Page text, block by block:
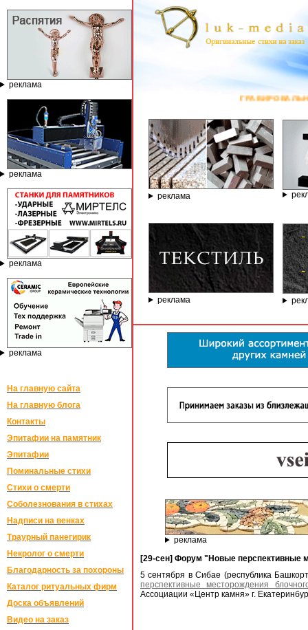
реклама
реклама
реклама
реклама
На главную сайта
На главную блога
Контакты
Эпитафии на памятник
Эпитафии
Поминальные стихи
Стихи о смерти
Соболезнования в стихах
Надписи на венках
Траурный панегирик
Некролог о смерти
Благодарность за похороны
Каталог ритуальных фирм
Доска объявлений
Видео на заказ
ГРАВИРОВАЛЬНЫЕ И ФРЕЗЕРНЫЕ
реклама
реклама
реклама
[29-сен] Форум "Новые перспективные
5 сентября в Сибае (республика
перспективные месторождения
Ассоциации «Центр камня» г.